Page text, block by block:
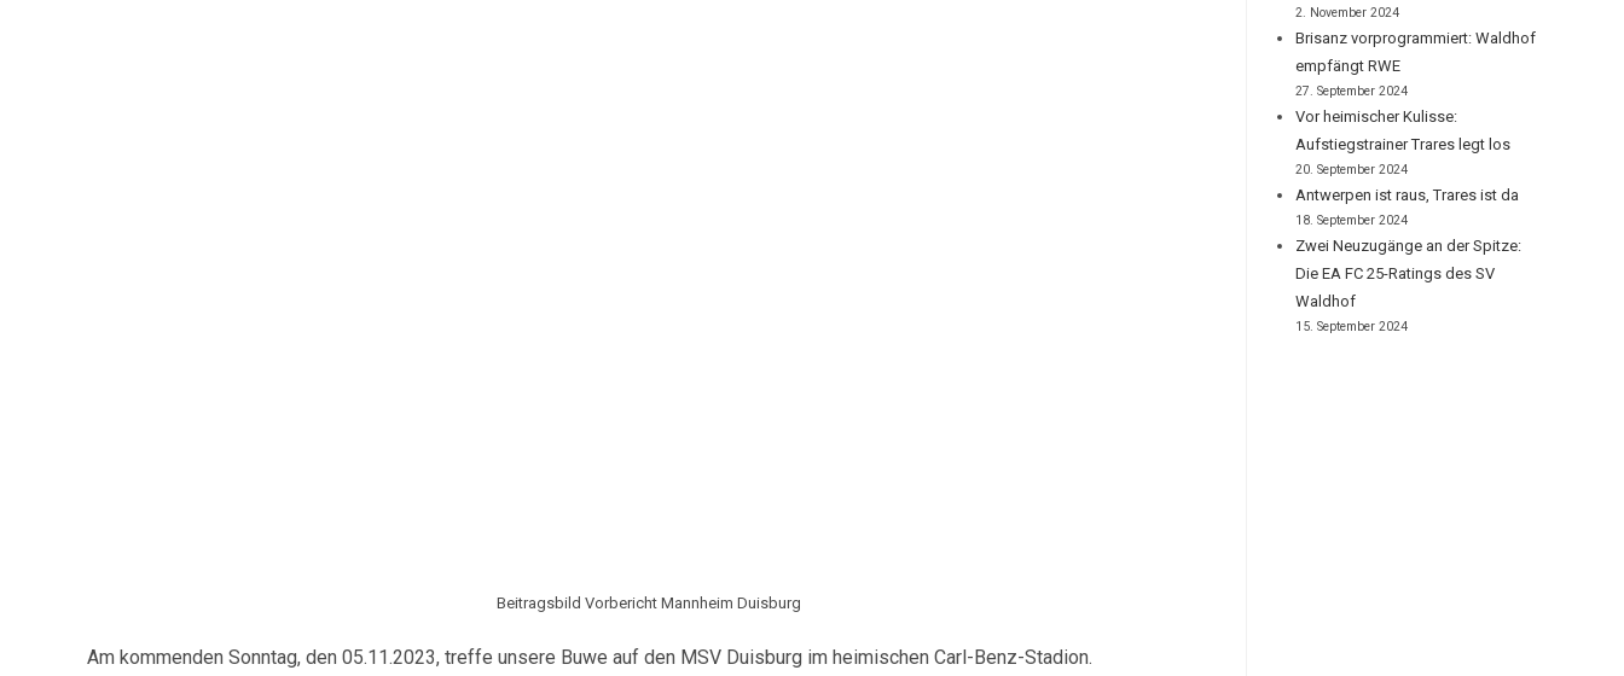
Beitragsbild Vorbericht Mannheim Duisburg
Am kommenden Sonntag, den 05.11.2023, treffe unsere Buwe auf den MSV Duisburg im heimischen Carl-Benz-Stadion.
2. November 2024
Brisanz vorprogrammiert: Waldhof
empfängt RWE
27. September 2024
Vor heimischer Kulisse:
Aufstiegstrainer Trares legt los
20. September 2024
Antwerpen ist raus, Trares ist da
18. September 2024
Zwei Neuzugänge an der Spitze:
Die EA FC 25-Ratings des SV
Waldhof
15. September 2024